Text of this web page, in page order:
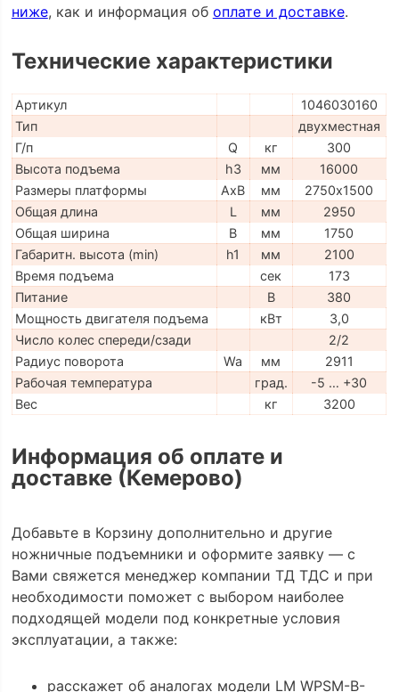
ниже, как и информация об оплате и доставке.
Технические характеристики
Артикул
1046030160
Тип
двухместная
Г/п
Q кг
300
Высота подъема
h3 мм
16000
Размеры платформы
AxB мм
2750х1500
Общая длина
L мм
2950
Общая ширина
B мм
1750
Габаритн. высота (min)
h1 мм
2100
Время подъема
сек
173
Питание
В
380
Мощность двигателя подъема
кВт
3,0
Число колес спереди/сзади
2/2
Радиус поворота
Wa мм
2911
Рабочая температура
град.
-5 … +30
Вес
кг 3200
Информация об оплате и
доставке (Кемерово)
Добавьте в Корзину дополнительно и другие
ножничные подъемники и оформите заявку — с
Вами свяжется менеджер компании ТД ТДС и при
необходимости поможет с выбором наиболее
подходящей модели под конкретные условия
эксплуатации, а также:
расскажет об аналогах модели LM WPSM-B-